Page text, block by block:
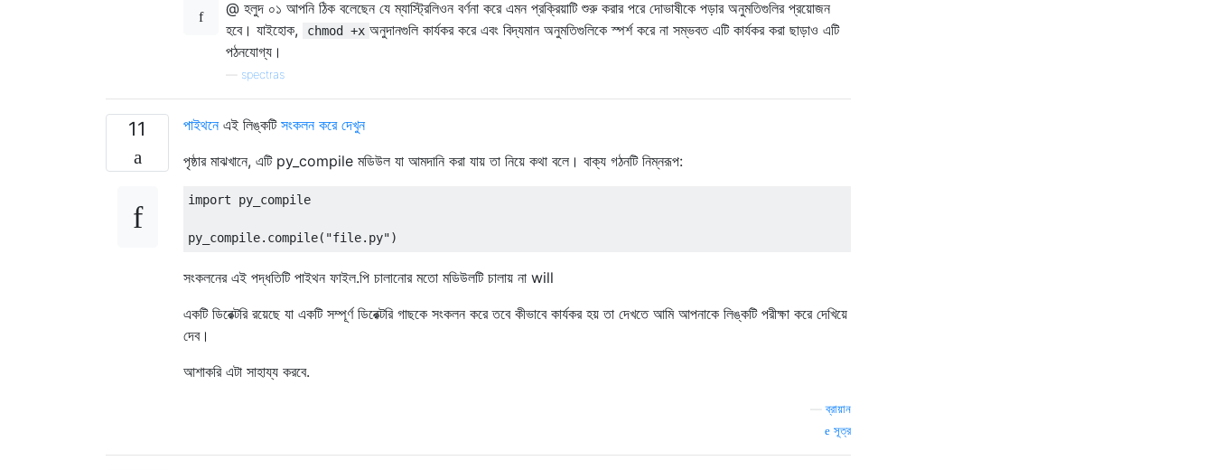
@ হলুদ ০১ আপনি ঠিক বলেছেন যে ম্যাস্ট্রিলিওন বর্ণনা করে এমন প্রক্রিয়াটি শুরু করার পরে দোভাষীকে পড়ার অনুমতিগুলির প্রয়োজন
হবে। যাইহোক,
chmod +x অনুদানগুলি কার্যকর করে এবং বিদ্যমান অনুমতিগুলিকে স্পর্শ করে না সম্ভবত এটি কার্যকর করা ছাড়াও এটি
পঠনযোগ্য।
spectras
11 পাইথনেএই লিঙ্কটি সংকলন করে দেখুন
পৃষ্ঠার মাঝখানে, এটি py_compile মডিউল যা আমদানি করা যায় তা নিয়ে কথা বলে। বাক্য গঠনটি নিম্নরূপ:
import py_compile
py_compile. compile( "file.py")
সংকলনের এই পদ্ধতিটি পাইথন ফাইল.পি চালানোর মতো মডিউলটি চালায় না will
একটি ডিরেক্টরি রয়েছে যা একটি সম্পূর্ণ ডিরেক্টরি গাছকে সংকলন করে তবে কীভাবে কার্যকর হয় তা দেখতে আমি আপনাকে লিঙ্কটি পরীক্ষা করে দেখিয়ে
দেব।
আশাকরি এটা সাহায্য করবে.
—ব্রায়ান
সূত্র